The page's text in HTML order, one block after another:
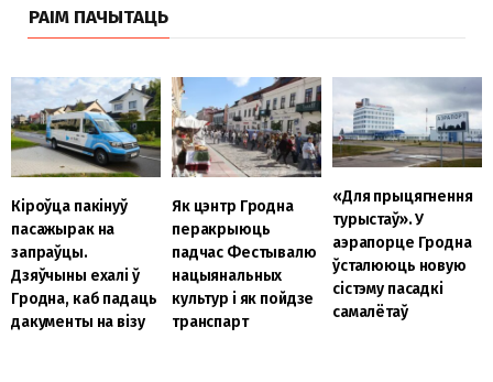
РАІМ ПАЧЫТАЦЬ
Кіроўца пакінуў
пасажырак на
запраўцы.
Дзяўчыны ехалі ў
Гродна, каб падаць
дакументы на візу
Як цэнтр Гродна
перакрыюць
падчас Фестывалю
нацыянальных
культур і як пойдзе
транспарт
«Для прыцягнення
турыстаў». У
аэрапорце Гродна
ўсталююць новую
сістэму пасадкі
самалётаў